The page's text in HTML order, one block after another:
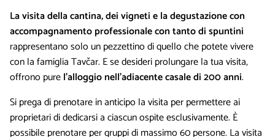
La visita della cantina, dei vigneti e la degustazione con
accompagnamento professionale con tanto di spuntini
rappresentano solo un pezzettino di quello che potete vivere
con la famiglia Tavčar. E se desideri prolungare la tua visita,
offrono purel’alloggio nell’adiacente casale di 200 anni.
Si prega di prenotare in anticipo la visita per permettere ai
proprietari di dedicarsi a ciascun ospite esclusivamente. È
possibile prenotare per gruppi di massimo 60 persone. La visita